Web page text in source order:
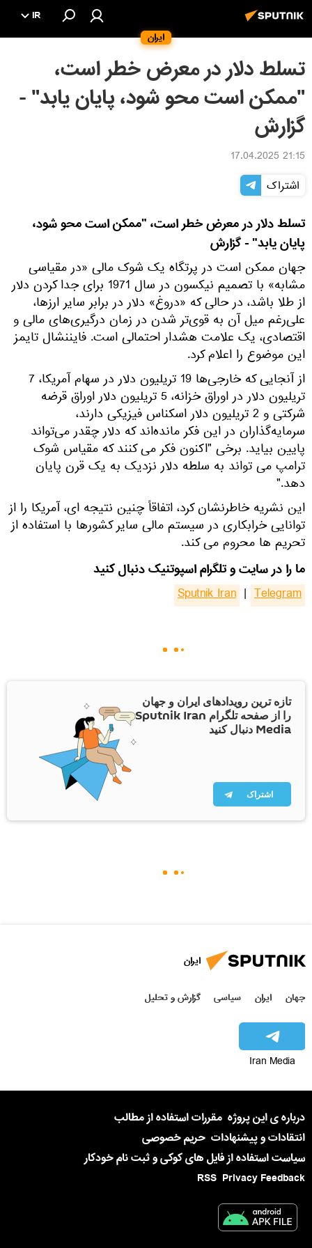
ایران
IR
تسلط دلار در معرض خطر است،
"ممکن است محو شود، پایان یابد" -
گزارش
21:15 17.04.2025
اشتراک
تسلط دلار در معرض خطر است، "ممکن است محو شود،
پایان یابد" - گزارش
جهان ممکن است در پرتگاه یک شوک مالی «در مقیاسی
مشابه» با تصمیم نیکسون در سال 1971 برای جدا کردن دلار
از طلا باشد، در حالی که «دروغ» دلار در برابر سایر ارزها،
علی‌رغم میل آن به قوی‌تر شدن در زمان درگیری‌های مالی و
اقتصادی، یک علامت هشدار احتمالی است. فایننشال تایمز
این موضوع را اعلام کرد.
از آنجایی که خارجی‌ها 19 تریلیون دلار در سهام آمریکا، 7
تریلیون دلار در اوراق خزانه، 5 تریلیون دلار اوراق قرضه
شرکتی و 2 تریلیون دلار اسکناس فیزیکی دارند،
سرمایه‌گذاران در این فکر مانده‌اند که دلار چقدر می‌تواند
پایین بیاید. برخی "اکنون فکر می کنند که مقیاس شوک
ترامپ می تواند به سلطه دلار نزدیک به یک قرن پایان
دهد."
این نشریه خاطرنشان کرد، اتفاقاً چنین نتیجه ای، آمریکا را از
توانایی خرابکاری در سیستم مالی سایر کشورها با استفاده از
تحریم ها محروم می کند.
ما را در سایت و تلگرام اسپوتنیک دنبال کنید
Sputnik Iran | Telegram
تازه ترین رویدادهای ایران و جهان
را از صفحه تلگرام Sputnik Iran
Media دنبال کنید
اشتراک
ایران
جهان ایران سیاسی گزارش و تحلیل
Iran Media
درباره ی این پروژه مقررات استفاده از مطالب
انتقادات و پیشنهادات حریم خصوصی
سیاست استفاده از فایل های کوکی و ثبت نام خودکار
Privacy Feedback
RSS